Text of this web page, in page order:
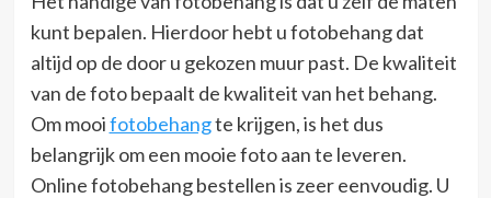
kunt bepalen. Hierdoor hebt u fotobehang dat
altijd op de door u gekozen muur past. De kwaliteit
van de foto bepaalt de kwaliteit van het behang.
Om mooifotobehangte krijgen, is het dus
belangrijk om een mooie foto aan te leveren.
Online fotobehang bestellen is zeer eenvoudig. U